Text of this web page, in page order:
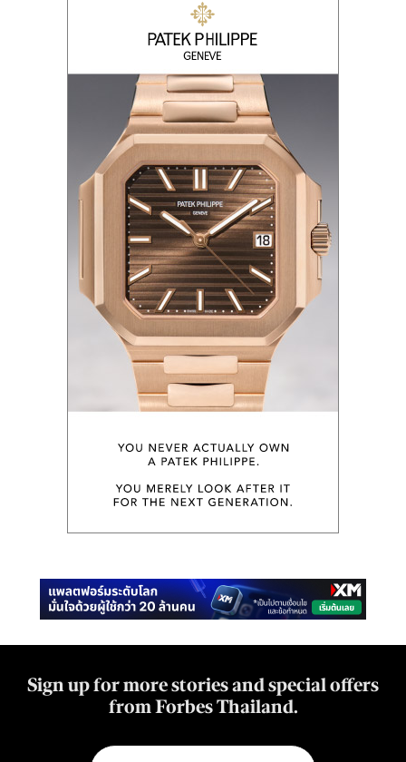
Sign up for more stories and special offers
from Forbes Thailand.